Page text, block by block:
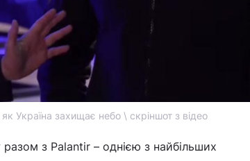
Україна захищає небо \ скріншот з відео
з Palantir – однією з найбільших